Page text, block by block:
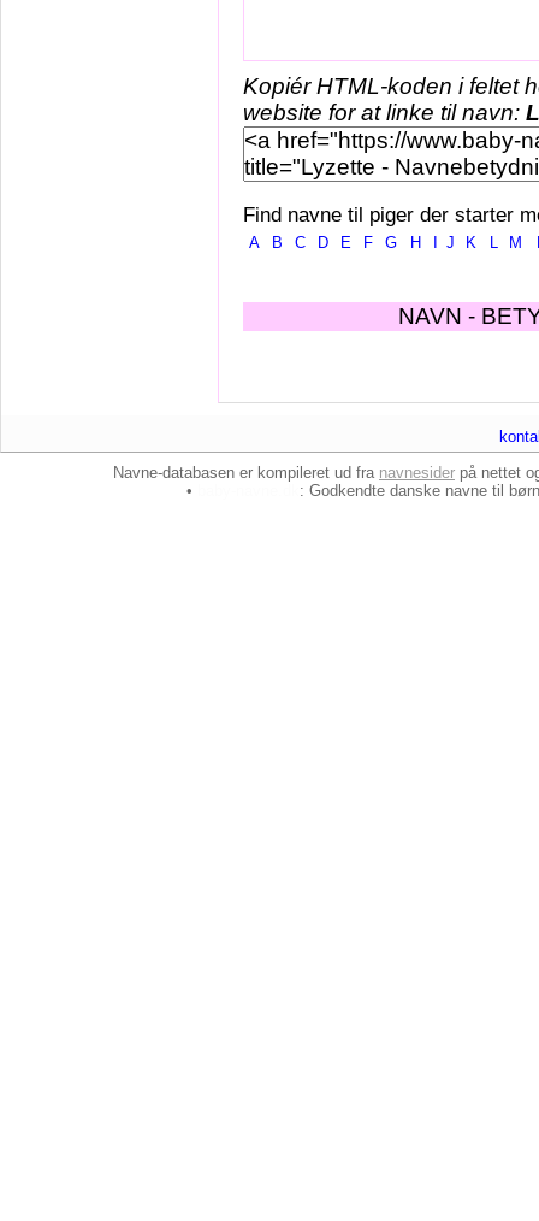
Kopiér HTML-koden i feltet
website for at linke til navn:
Find navne til piger der starter
A B C D E F G H J K L M
NAVN -
Navne-databasen er kompileret ud fra navnesider på nettet
•
: Godkendte danske navne til børn